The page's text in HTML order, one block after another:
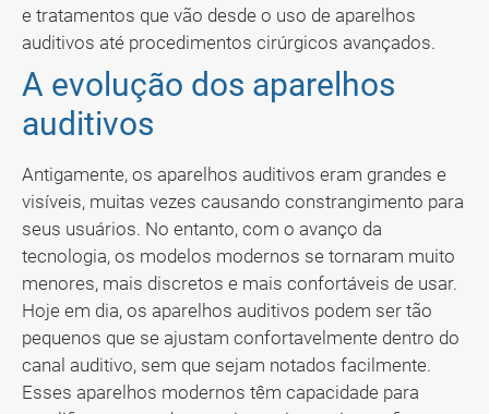
e tratamentos que vão desde o uso de aparelhos
auditivos até procedimentos cirúrgicos avançados.
A evolução dos aparelhos
auditivos
Antigamente, os aparelhos auditivos eram grandes e
visíveis, muitas vezes causando constrangimento para
seus usuários. No entanto, com o avanço da
tecnologia, os modelos modernos se tornaram muito
menores, mais discretos e mais confortáveis de usar.
Hoje em dia, os aparelhos auditivos podem ser tão
pequenos que se ajustam confortavelmente dentro do
canal auditivo, sem que sejam notados facilmente.
Esses aparelhos modernos têm capacidade para